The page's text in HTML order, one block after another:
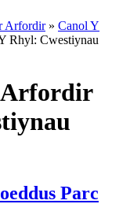
Arfordir» Canol Y
Rhyl: Cwestiynau
Parc